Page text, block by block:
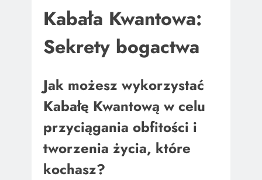
Kabała Kwantowa:
Sekrety bogactwa
Jak możesz wykorzystać
Kabałę Kwantową w celu
przyciągania obfitości i
tworzenia życia, które
kochasz?